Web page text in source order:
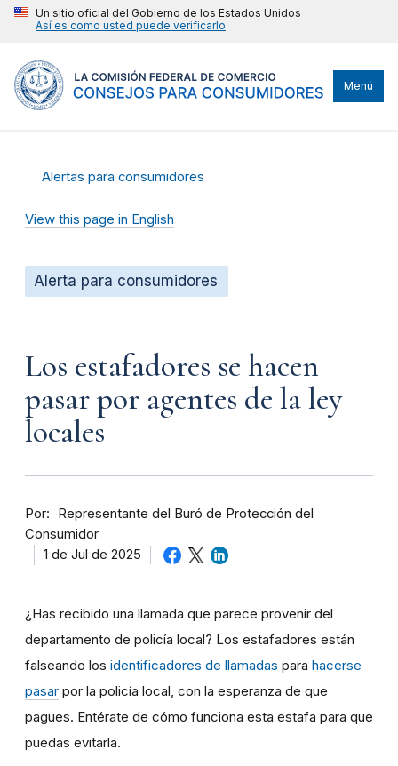
Un sitio oficial del Gobierno de los Estados Unidos
Así es como usted puede verificarlo
Menú
Alertas para consumidores
View this page in English
Alerta para consumidores
Los estafadores se hacen
pasar por agentes de la ley
locales
Por
Representante del Buró de Protección del
Consumidor
1 de Jul de 2025
¿Has recibido una llamada que parece provenir del
departamento de policía local? Los estafadores están
falseando los identificadores de llamadas para hacerse
pasar por la policía local, con la esperanza de que
pagues. Entérate de cómo funciona esta estafa para que
puedas evitarla.